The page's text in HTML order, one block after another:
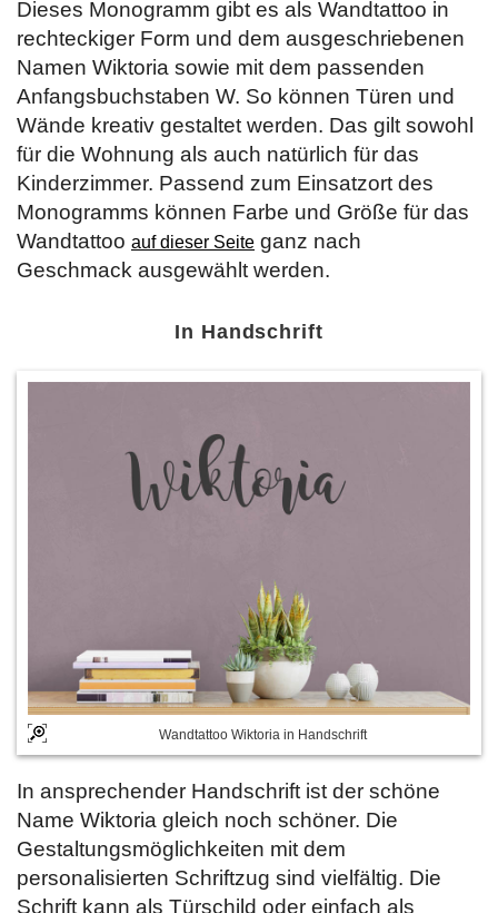
Dieses Monogramm gibt es als Wandtattoo in
rechteckiger Form und dem ausgeschriebenen
Namen Wiktoria sowie mit dem passenden
Anfangsbuchstaben W. So können Türen und
Wände kreativ gestaltet werden. Das gilt sowohl
für die Wohnung als auch natürlich für das
Kinderzimmer. Passend zum Einsatzort des
Monogramms können Farbe und Größe für das
Wandtattoo auf dieser Seite ganz nach
Geschmack ausgewählt werden.
In Handschrift
Wandtattoo Wiktoria in Handschrift
In ansprechender Handschrift ist der schöne
Name Wiktoria gleich noch schöner. Die
Gestaltungsmöglichkeiten mit dem
personalisierten Schriftzug sind vielfältig. Die
Schrift kann als Türschild oder einfach als